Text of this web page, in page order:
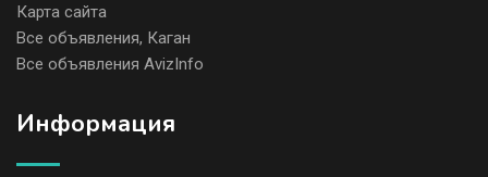
Карта сайта
Все объявления, Каган
Все объявления AvizInfo
Информация